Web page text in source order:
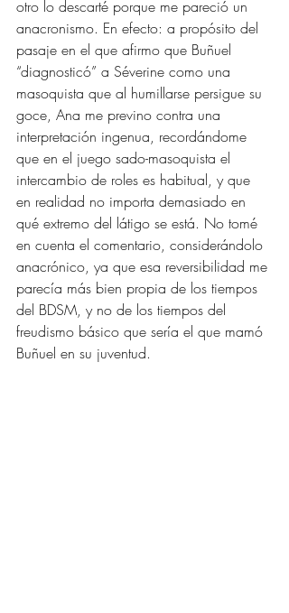
otro lo descarté porque me pareció un
anacronismo. En efecto: a propósito del
pasaje en el que afirmo que Buñuel
“diagnosticó” a Séverine como una
masoquista que al humillarse persigue su
goce, Ana me previno contra una
interpretación ingenua, recordándome
que en el juego sado-masoquista el
intercambio de roles es habitual, y que
en realidad no importa demasiado en
qué extremo del látigo se está. No tomé
en cuenta el comentario, considerándolo
anacrónico, ya que esa reversibilidad me
parecía más bien propia de los tiempos
del BDSM, y no de los tiempos del
freudismo básico que sería el que mamó
Buñuel en su juventud.